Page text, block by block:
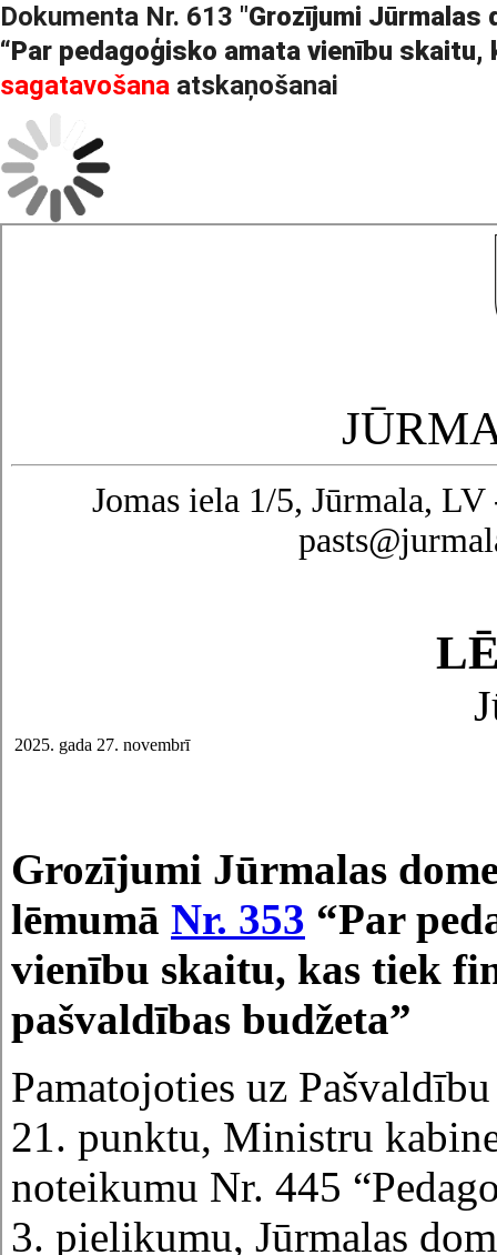
Dokumenta Nr. 613 "Grozījumi Jūrmalas
“Par pedagoģisko amata vienību
sagatavošana atskaņošanai